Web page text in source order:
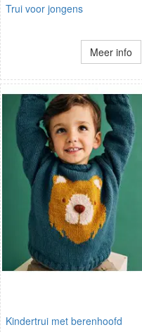
Trui voor jongens
Meer info
Kindertrui met berenhoofd